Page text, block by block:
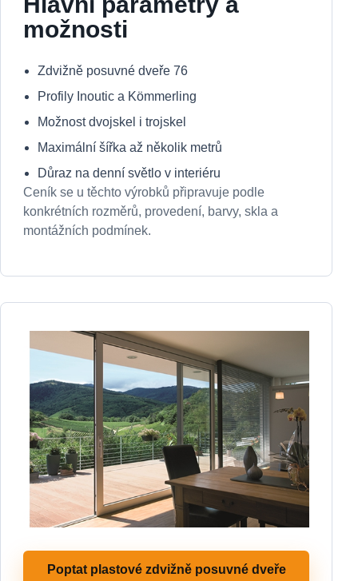
možnosti
Zdvižně posuvné dveře 76
Profily Inoutic a Kömmerling
Možnost dvojskel i trojskel
Maximální šířka až několik metrů
Důraz na denní světlo v interiéru
Ceník se u těchto výrobků připravuje podle
konkrétních rozměrů, provedení, barvy, skla a
montážních podmínek.
Poptat plastové zdvižně posuvné dveře